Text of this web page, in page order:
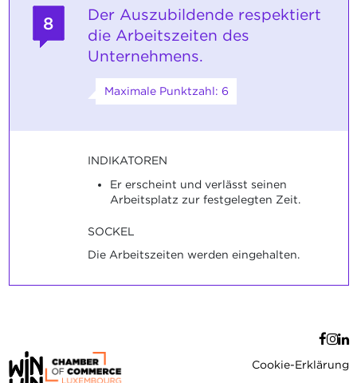
8
Der Auszubildende respektiert
die Arbeitszeiten des
Unternehmens.
Maximale Punktzahl: 6
INDIKATOREN
Er erscheint und verlässt seinen
Arbeitsplatz zur festgelegten Zeit.
SOCKEL
Die Arbeitszeiten werden eingehalten.
Cookie-Erklärung